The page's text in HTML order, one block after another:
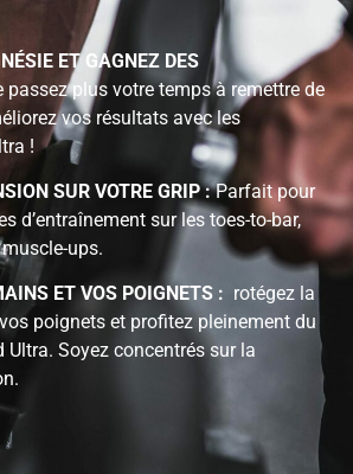
ET GAGNEZ DES
passez plus votre temps à remettre de
vos résultats avec les
!
SUR VOTRE GRIP :Parfait pour
d’entraînement sur les toes-to-bar,
ups.
ET VOS POIGNETS : rotégez la
poignets et profitez pleinement du
Ultra. Soyez concentrés sur la